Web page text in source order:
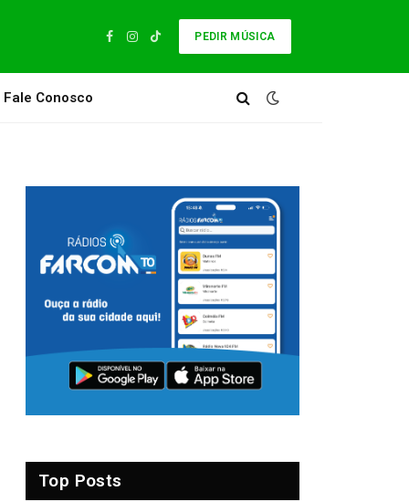
Facebook
Instagram
TikTok
PEDIR MÚSICA
Fale Conosco
Top Posts